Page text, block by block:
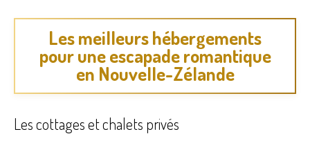
Les meilleurs hébergements
pour une escapade romantique
en Nouvelle-Zélande
Les cottages et chalets privés